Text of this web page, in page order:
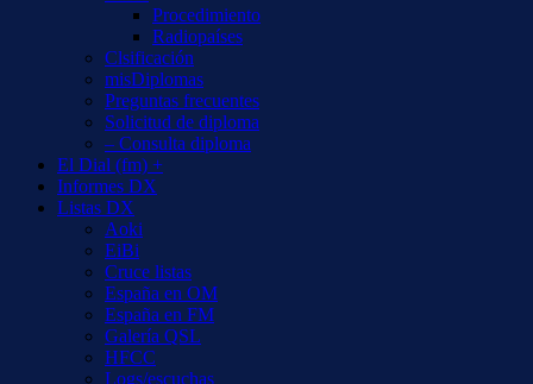
Procedimiento
Radiopaíses
Clsificación
misDiplomas
Preguntas frecuentes
Solicitud de diploma
– Consulta diploma
El Dial (fm) +
Informes DX
Listas DX
Aoki
EiBi
Cruce listas
España en OM
España en FM
Galería QSL
HFCC
Logs/escuchas